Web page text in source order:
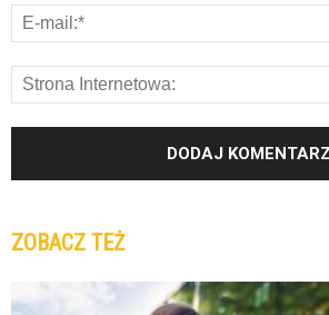
ZOBACZ TEŻ